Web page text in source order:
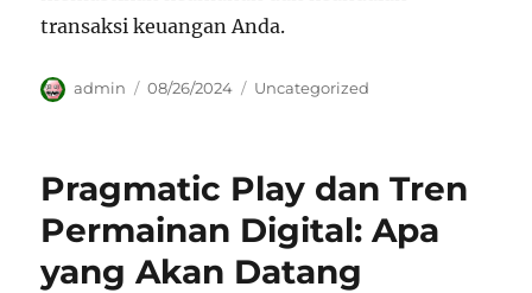
transaksi keuangan Anda.
Author
admin
Posted
08/26/2024 Categories
Uncategorized
Pragmatic Play dan Tren
Permainan Digital: Apa
yang Akan Datang